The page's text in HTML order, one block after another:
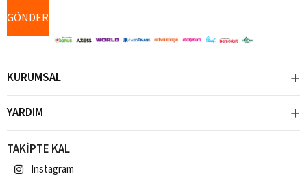
KURUMSAL
YARDIM
TAKİPTE KAL
Instagram